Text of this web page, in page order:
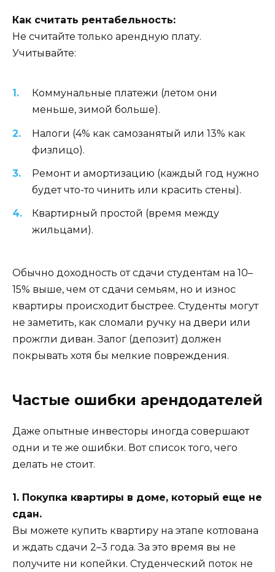
Как считать рентабельность:
Не считайте только арендную плату.
Учитывайте:
Коммунальные платежи (летом они
меньше, зимой больше).
Налоги (4% как самозанятый или 13% как
физлицо).
Ремонт и амортизацию (каждый год нужно
будет что-то чинить или красить стены).
Квартирный простой (время между
жильцами).
Обычно доходность от сдачи студентам на 10–
15% выше, чем от сдачи семьям, но и износ
квартиры происходит быстрее. Студенты могут
не заметить, как сломали ручку на двери или
прожгли диван. Залог (депозит) должен
покрывать хотя бы мелкие повреждения.
Частые ошибки арендодателей
Даже опытные инвесторы иногда совершают
одни и те же ошибки. Вот список того, чего
делать не стоит.
1. Покупка квартиры в доме, который еще не
сдан.
Вы можете купить квартиру на этапе котлована
и ждать сдачи 2–3 года. За это время вы не
получите ни копейки. Студенческий поток не